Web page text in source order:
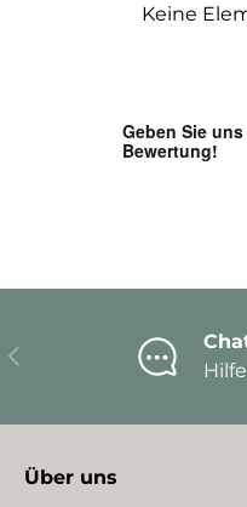
Keine
Vorherige
Über uns